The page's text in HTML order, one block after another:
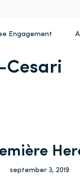
Engagement
Cesari
september 3, 2019